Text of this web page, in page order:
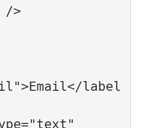
/>
label